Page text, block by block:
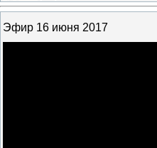
Эфир 16 июня 2017